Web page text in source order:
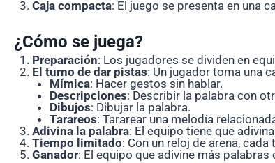
Caja compacta: El juego se presenta en una
¿Cómo se juega?
Preparación: Los jugadores se dividen en
El turno de dar pistas: Un jugador toma una
Mímica: Hacer gestos sin hablar.
Descripciones: Describir la palabra con
Dibujos: Dibujar la palabra.
Tarareos: Tararear una melodía
Adivina la palabra: El equipo tiene que
Tiempo limitado: Con un reloj de arena,
Ganador: El equipo que adivine más